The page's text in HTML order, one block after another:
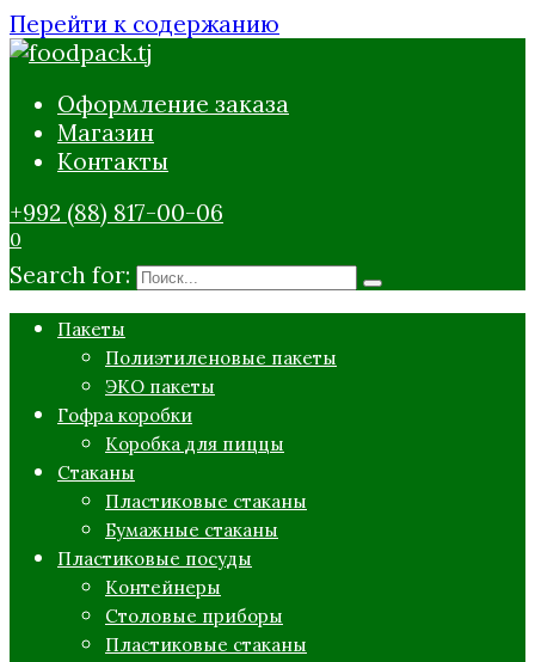
Перейти к содержанию
Оформление заказа
Магазин
Контакты
+992 (88) 817-00-06
0
Search for:
Пакеты
Полиэтиленовые пакеты
ЭКО пакеты
Гофра коробки
Коробка для пиццы
Стаканы
Пластиковые стаканы
Бумажные стаканы
Пластиковые посуды
Контейнеры
Столовые приборы
Пластиковые стаканы